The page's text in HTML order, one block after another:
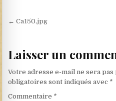
Navigation de
← Ca150.jpg
Laisser un
Votre adresse e-mail ne sera pas
obligatoires sont indiqués avec *
Commentaire *